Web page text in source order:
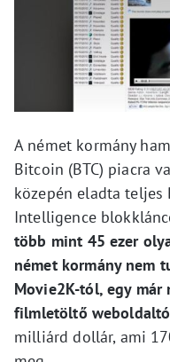
A német kormány
Bitcoin (BTC) piacra
közepén eladta teljes
Intelligence
több mint 45 ezer
német kormány nem
Movie2K-tól, egy
filmletöltő
milliárd dollár, ami